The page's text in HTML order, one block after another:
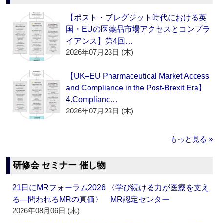
【ポスト・ブレグジット時代における英
国・EUの医薬品市場アクセスとコンプラ
イアンス】第4回…
2026年07月23日 (木)
【UK–EU Pharmaceutical Market Access
and Compliance in the Post-Brexit Era】
4.Complianc…
2026年07月23日 (木)
もっと見る »
研修会 セミナー 催し物
21日にMRフォーラム2026 〈学び続ける力が医療を支え
る―問われるMRの真価〉 MR認定センター
2026年08月06日 (木)